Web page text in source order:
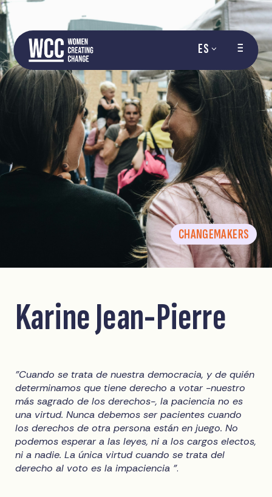
ES
CHANGEMAKERS
Karine Jean-Pierre
"Cuando se trata de nuestra democracia, y de quién
determinamos que tiene derecho a votar -nuestro
más sagrado de los derechos-, la paciencia no es
una virtud. Nunca debemos ser pacientes cuando
los derechos de otra persona están en juego. No
podemos esperar a las leyes, ni a los cargos electos,
ni a nadie. La única virtud cuando se trata del
derecho al voto es la impaciencia ".